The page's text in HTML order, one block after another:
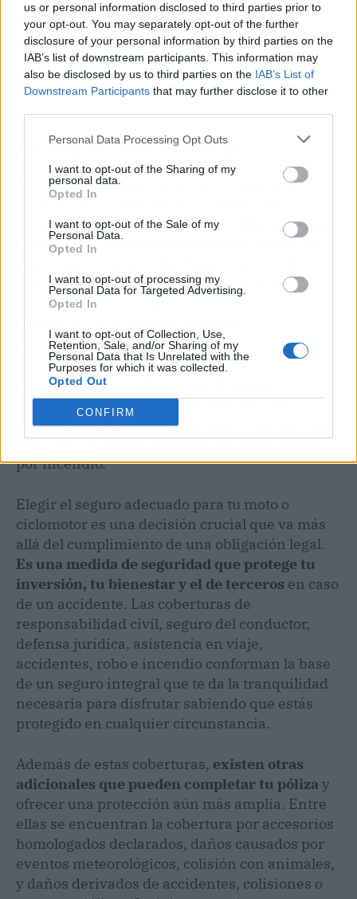
us or personal information disclosed to third parties prior to
your opt-out. You may separately opt-out of the further
disclosure of your personal information by third parties on the
IAB’s list of downstream participants. This information may
also be disclosed by us to third parties on the IAB’s List of
Downstream Participants that may further disclose it to other
Personal Data Processing Opt Outs
I want to opt-out of the Sharing of my
personal data.
Opted In
I want to opt-out of the Sale of my
Personal Data.
Opted In
I want to opt-out of processing my
Personal Data for Targeted Advertising.
Opted In
I want to opt-out of Collection, Use,
Retention, Sale, and/or Sharing of my
Personal Data that Is Unrelated with the
Purposes for which it was collected.
Opted Out
CONFIRM
Accidentes, robo e incendio
Aunque no siempre incluidas en paquetes
básicos, estas coberturas son altamente
recomendables. Elseguro de accidentes ofrece
cobertura al conductor en caso de siniestro
indemnización en caso de que, a raíz de un
accidente de moto, provocado por él mismo,
permanentemente.
Por otro lado, las
incendio, muy populares en este tipo de
seguros, ofrecen compensación económica en
caso de que tu moto sea robada o sufra daños
por incendio.
Elegir el seguro adecuado para tu moto o
ciclomotor es una decisión crucial que va más
allá del cumplimiento de una obligación legal.
Es una medida de seguridad que protege tu
inversión, tu bienestar y el de terceros en caso
de un accidente. Las coberturas de
responsabilidad civil, seguro del conductor,
defensa jurídica, asistencia en viaje,
accidentes, robo e incendio conforman la base
de un seguro integral que te da la tranquilidad
necesaria para disfrutar sabiendo que estás
protegido en cualquier circunstancia.
Además de estas coberturas, existen otras
adicionales que pueden completar tu póliza y
ofrecer una protección aún más amplia. Entre
ellas se encuentran la cobertura por accesorios
homologados declarados, daños causados por
eventos meteorológicos, colisión con animales,
y daños derivados de accidentes, colisiones o